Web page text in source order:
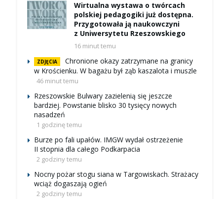
Wirtualna wystawa o twórcach
polskiej pedagogiki już dostępna.
Przygotowała ją naukowczyni
z Uniwersytetu Rzeszowskiego
16 minut temu
ZDJĘCIA
Chronione okazy zatrzymane na granicy
w Krościenku. W bagażu był ząb kaszalota i muszle
46 minut temu
Rzeszowskie Bulwary zazielenią się jeszcze
bardziej. Powstanie blisko 30 tysięcy nowych
nasadzeń
1 godzinę temu
Burze po fali upałów. IMGW wydał ostrzeżenie
II stopnia dla całego Podkarpacia
2 godziny temu
Nocny pożar stogu siana w Targowiskach. Strażacy
wciąż dogaszają ogień
2 godziny temu